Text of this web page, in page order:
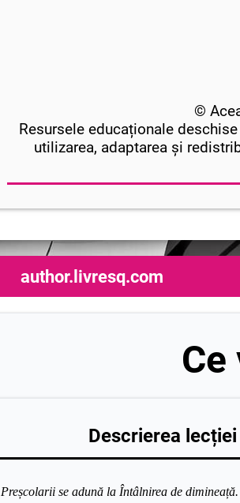
©
Resursele educaționale
utilizarea, adaptarea și
author.livresq.com
Descrierea lecției
Preșcolarii se adună la Întâlnirea de